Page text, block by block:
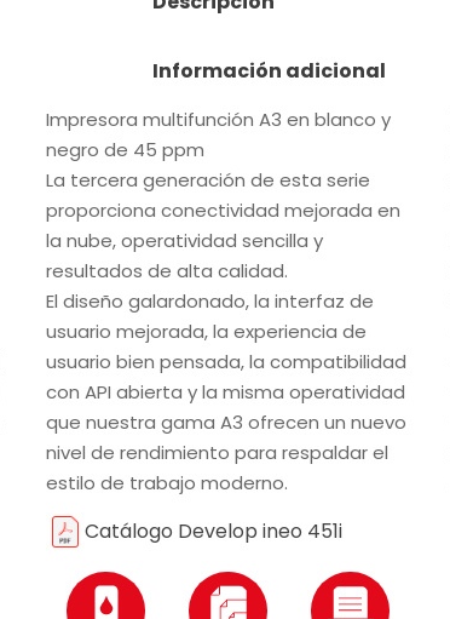
Información adicional
Impresora multifunción A3 en blanco y
negro de 45 ppm
La tercera generación de esta serie
proporciona conectividad mejorada en
la nube, operatividad sencilla y
resultados de alta calidad.
El diseño galardonado, la interfaz de
usuario mejorada, la experiencia de
usuario bien pensada, la compatibilidad
con API abierta y la misma operatividad
que nuestra gama A3 ofrecen un nuevo
nivel de rendimiento para respaldar el
estilo de trabajo moderno.
Catálogo Develop ineo 451i